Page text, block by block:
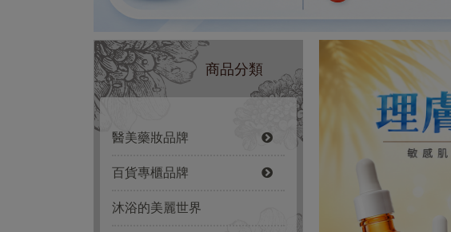
商品分類
醫美藥妝品牌
百貨專櫃品牌
沐浴的美麗世界